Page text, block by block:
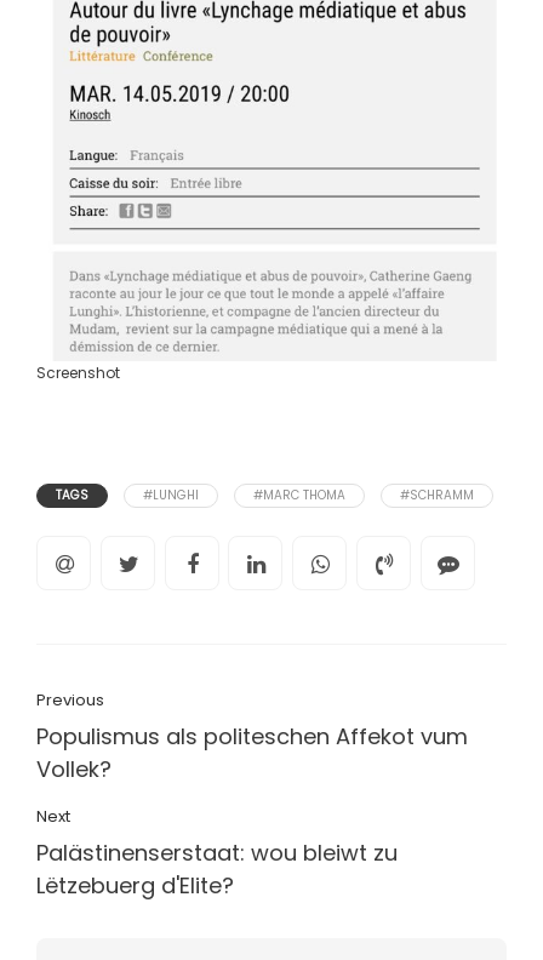
Screenshot
TAGS #LUNGHI #MARC THOMA #SCHRAMM
Previous
Populismus als politeschen Affekot vum
Vollek?
Next
Palästinenserstaat: wou bleiwt zu
Lëtzebuerg d'Elite?